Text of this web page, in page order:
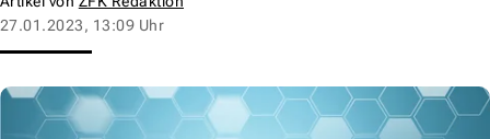
27.01.2023, 13:09 Uhr